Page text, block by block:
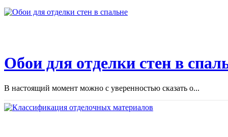
Обои для отделки стен в
В настоящий момент можно с уверенностью сказать о...